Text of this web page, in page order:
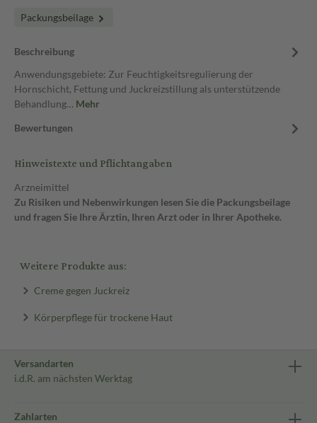
Packungsbeilage
Beschreibung
Anwendungsgebiete: Zur Feuchtigkeitsregulierung der
Hornschicht, Fettung und Juckreizstillung als unterstützende
Behandlung… Mehr
Bewertungen
Hinweistexte und Pflichtangaben
Arzneimittel
Zu Risiken und Nebenwirkungen lesen Sie die Packungsbeilage
und fragen Sie Ihre Ärztin, Ihren Arzt oder in Ihrer Apotheke.
Weitere Produkte aus:
Creme gegen Juckreiz
Körperpflege für trockene Haut
Versandarten
i.d.R. am nächsten Werktag
Zahlarten